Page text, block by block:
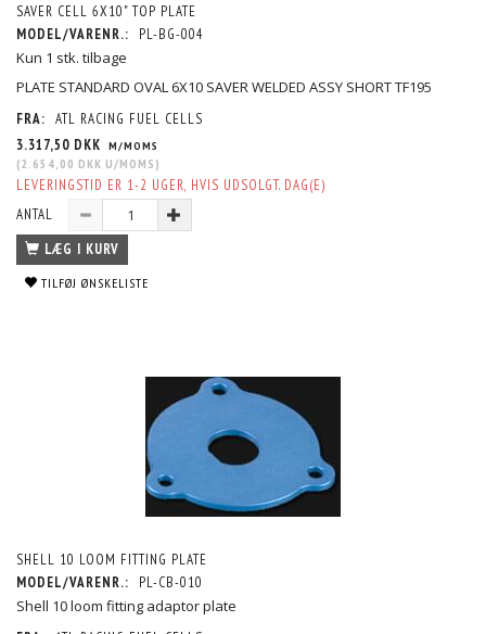
SAVER CELL 6X10" TOP PLATE
MODEL/VARENR.:
PL-BG-004
Kun 1 stk. tilbage
PLATE STANDARD OVAL 6X10 SAVER WELDED ASSY SHORT TF195
FRA: ATL RACING FUEL CELLS
3.317,50 DKK M/MOMS
(2.654,00 DKK U/MOMS )
LEVERINGSTID ER 1-2 UGER, HVIS UDSOLGT. DAG(E)
ANTAL
LÆG I KURV
TILFØJ ØNSKELISTE
SHELL 10 LOOM FITTING PLATE
MODEL/VARENR.:
PL-CB-010
Shell 10 loom fitting adaptor plate